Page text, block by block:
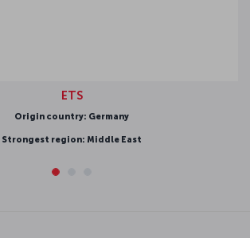
ETS
Origin country: Germany
Strongest region: Middle East